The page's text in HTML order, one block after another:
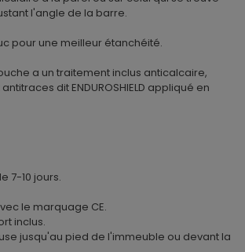
l'angle de la barre.
pour une meilleur étanchéité.
a un traitement inclus anticalcaire,
dit ENDUROSHIELD appliqué en
7-10 jours.
le marquage CE.
inclus.
jusqu'au pied de l'immeuble ou devant la